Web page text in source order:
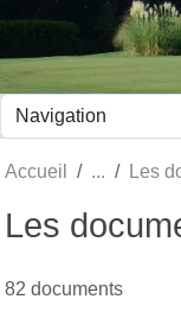
Accueil Les
Les
82 documents
Panneau de gestion